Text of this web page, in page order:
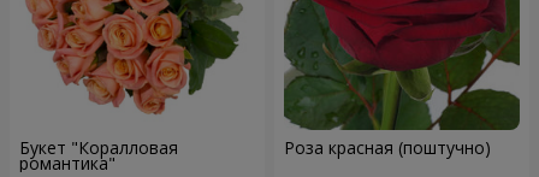
Букет "Коралловая
романтика"
Роза красная (поштучно)